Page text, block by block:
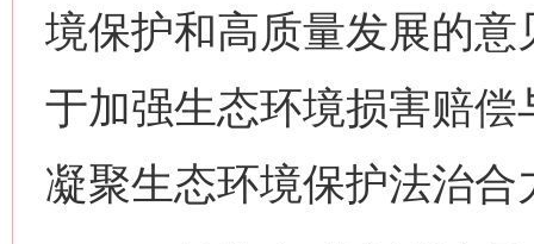
境保护和高质量发展的
于加强生态环境损害赔
凝聚生态环境保护法治合